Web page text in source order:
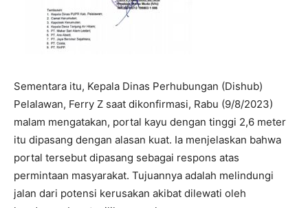
Sementara itu, Kepala Dinas Perhubungan (Dishub)
Pelalawan, Ferry Z saat dikonfirmasi, Rabu (9/8/2023)
malam mengatakan, portal kayu dengan tinggi 2,6 meter
itu dipasang dengan alasan kuat. Ia menjelaskan bahwa
portal tersebut dipasang sebagai respons atas
permintaan masyarakat. Tujuannya adalah melindungi
jalan dari potensi kerusakan akibat dilewati oleh